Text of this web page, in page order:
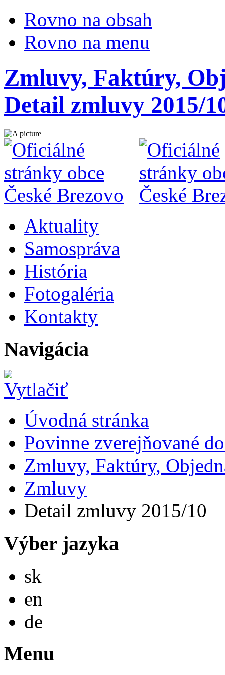
Rovno na obsah
Rovno na menu
Zmluvy, Faktúry,
Detail zmluvy 2015/
Aktuality
Samospráva
História
Fotogaléria
Kontakty
Navigácia
Úvodná stránka
Povinne zverejňované
Zmluvy, Faktúry,
Zmluvy
Detail zmluvy 2015/10
Výber jazyka
sk
en
de
Menu